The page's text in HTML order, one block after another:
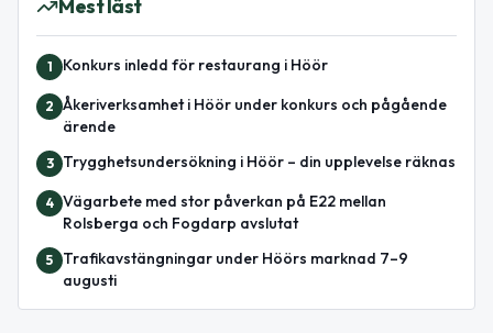
Mest läst
1 Konkurs inledd för restaurang i Höör
2 Åkeriverksamhet i Höör under konkurs och pågående
ärende
3 Trygghetsundersökning i Höör – din upplevelse räknas
4 Vägarbete med stor påverkan på E22 mellan
Rolsberga och Fogdarp avslutat
5
Trafikavstängningar under Höörs marknad 7–9
augusti